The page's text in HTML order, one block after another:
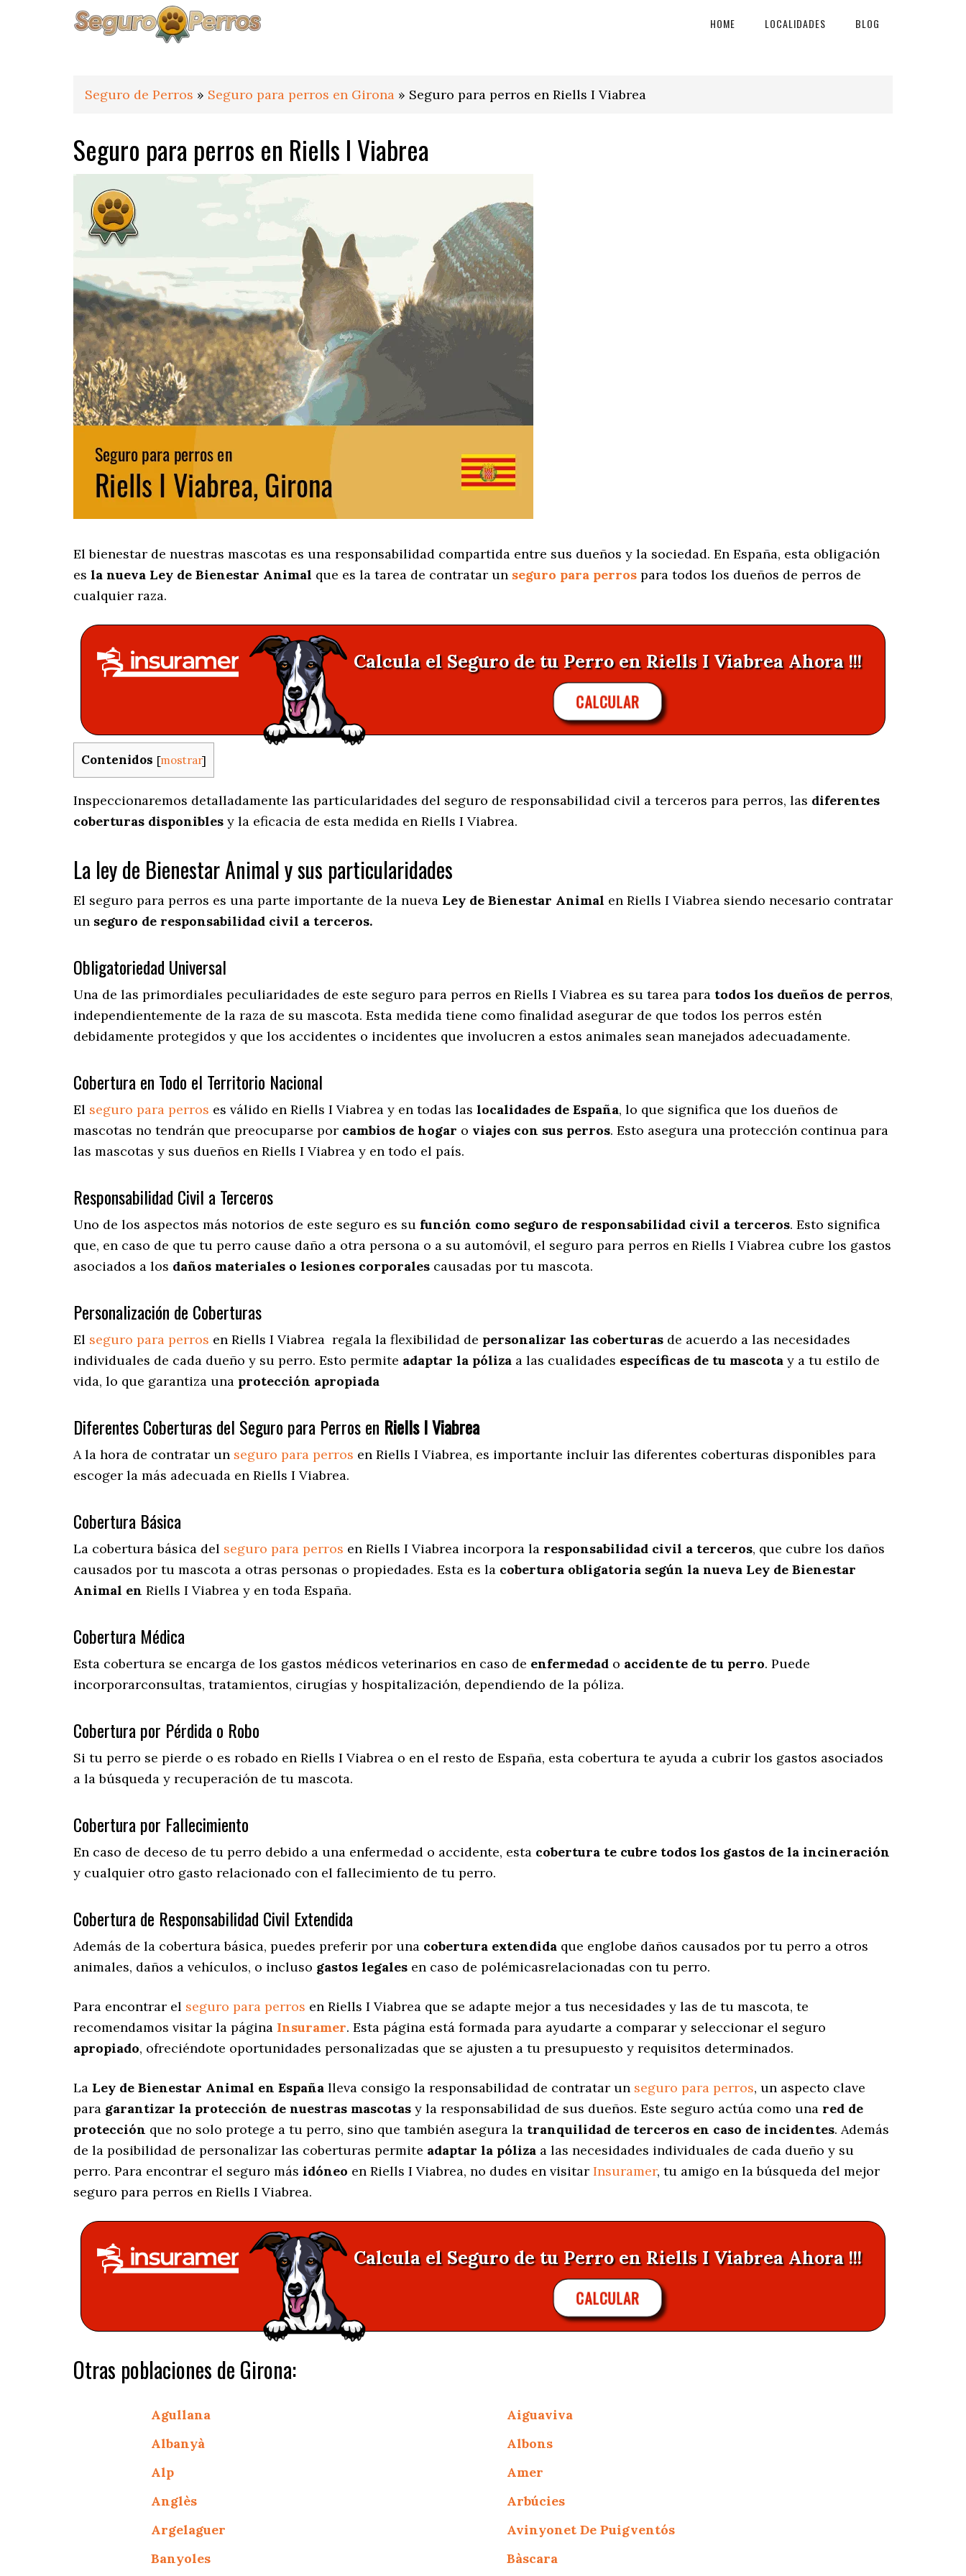
HOME LOCALIDADES BLOG
Seguro de Perros » Seguro para perros en Girona » Seguro para perros en Riells I Viabrea
Seguro para perros en Riells I Viabrea
El bienestar de nuestras mascotas es una responsabilidad compartida entre sus dueños y la sociedad. En España, esta obligación
es la nueva Ley de Bienestar Animal que es la tarea de contratar un seguro para perros para todos los dueños de perros de
cualquier raza.
Calcula el Seguro de tu Perro en Riells I Viabrea Ahora !!!
CALCULAR
Contenidos [mostrar]
Inspeccionaremos detalladamente las particularidades del seguro de responsabilidad civil a terceros para perros, las diferentes
coberturas disponibles y la eficacia de esta medida en Riells I Viabrea.
La ley de Bienestar Animal y sus particularidades
El seguro para perros es una parte importante de la nueva Ley de Bienestar Animal en Riells I Viabrea siendo necesario contratar
un seguro de responsabilidad civil a terceros.
Obligatoriedad Universal
Una de las primordiales peculiaridades de este seguro para perros en Riells I Viabrea es su tarea para todos los dueños de perros,
independientemente de la raza de su mascota. Esta medida tiene como finalidad asegurar de que todos los perros estén
debidamente protegidos y que los accidentes o incidentes que involucren a estos animales sean manejados adecuadamente.
Cobertura en Todo el Territorio Nacional
El seguro para perros es válido en Riells I Viabrea y en todas las localidades de España, lo que significa que los dueños de
mascotas no tendrán que preocuparse por cambios de hogar o viajes con sus perros. Esto asegura una protección continua para
las mascotas y sus dueños en Riells I Viabrea y en todo el país.
Responsabilidad Civil a Terceros
Uno de los aspectos más notorios de este seguro es su función como seguro de responsabilidad civil a terceros. Esto significa
que, en caso de que tu perro cause daño a otra persona o a su automóvil, el seguro para perros en Riells I Viabrea cubre los gastos
asociados a los daños materiales o lesiones corporales causadas por tu mascota.
Personalización de Coberturas
El seguro para perros en Riells I Viabrea regala la flexibilidad de personalizar las coberturas de acuerdo a las necesidades
individuales de cada dueño y su perro. Esto permite adaptar la póliza a las cualidades específicas de tu mascota y a tu estilo de
vida, lo que garantiza una protección apropiada
Diferentes Coberturas del Seguro para Perros en Riells I Viabrea
A la hora de contratar un seguro para perros en Riells I Viabrea, es importante incluir las diferentes coberturas disponibles para
escoger la más adecuada en Riells I Viabrea.
Cobertura Básica
La cobertura básica del seguro para perros en Riells I Viabrea incorpora la responsabilidad civil a terceros, que cubre los daños
causados por tu mascota a otras personas o propiedades. Esta es la cobertura obligatoria según la nueva Ley de Bienestar
Animal en Riells I Viabrea y en toda España.
Cobertura Médica
Esta cobertura se encarga de los gastos médicos veterinarios en caso de enfermedad o accidente de tu perro. Puede
incorporarconsultas, tratamientos, cirugías y hospitalización, dependiendo de la póliza.
Cobertura por Pérdida o Robo
Si tu perro se pierde o es robado en Riells I Viabrea o en el resto de España, esta cobertura te ayuda a cubrir los gastos asociados
a la búsqueda y recuperación de tu mascota.
Cobertura por Fallecimiento
En caso de deceso de tu perro debido a una enfermedad o accidente, esta cobertura te cubre todos los gastos de la incineración
y cualquier otro gasto relacionado con el fallecimiento de tu perro.
Cobertura de Responsabilidad Civil Extendida
Además de la cobertura básica, puedes preferir por una cobertura extendida que englobe daños causados por tu perro a otros
animales, daños a vehículos, o incluso gastos legales en caso de polémicasrelacionadas con tu perro.
Para encontrar el seguro para perros en Riells I Viabrea que se adapte mejor a tus necesidades y las de tu mascota, te
recomendamos visitar la página Insuramer. Esta página está formada para ayudarte a comparar y seleccionar el seguro
apropiado, ofreciéndote oportunidades personalizadas que se ajusten a tu presupuesto y requisitos determinados.
La Ley de Bienestar Animal en España lleva consigo la responsabilidad de contratar un seguro para perros, un aspecto clave
para garantizar la protección de nuestras mascotas y la responsabilidad de sus dueños. Este seguro actúa como una red de
protección que no solo protege a tu perro, sino que también asegura la tranquilidad de terceros en caso de incidentes. Además
de la posibilidad de personalizar las coberturas permite adaptar la póliza a las necesidades individuales de cada dueño y su
perro. Para encontrar el seguro más idóneo en Riells I Viabrea, no dudes en visitar Insuramer, tu amigo en la búsqueda del mejor
seguro para perros en Riells I Viabrea.
Calcula el Seguro de tu Perro en Riells I Viabrea Ahora !!!
CALCULAR
Otras poblaciones de Girona:
Agullana
Aiguaviva
Albanyà
Albons
Alp
Amer
Anglès
Arbúcies
Argelaguer
Avinyonet De Puigventós
Banyoles
Bàscara